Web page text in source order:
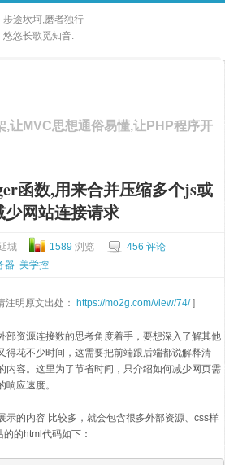
步途坎坷,磨者独行
悠悠长歌觅知音.
,让MVC思想通俗易懂,让PHP程序开
函数,用来合并压缩多个js或
少网站连接请求
城 1589 浏览
456 评论
器 美学控
注明原文出处： https://mo2g.com/view/74/]
部资源连接数的思考角度着手，要想深入了解其他
得花不少时间，这需要把前端跟后端都说解释清
内容。这里为了节省时间，只介绍如何减少网页需
应速度。
示的内容 比较多，就会包含很多外部资源、css样
的html代码如下：